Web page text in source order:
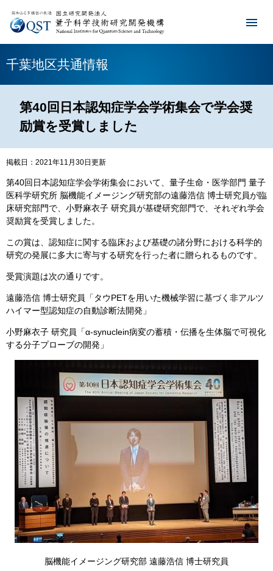
千葉地区共通情報
第40回日本認知症学会学術集会で学会奨
励賞を受賞しました
掲載日：2021年11月30日更新
​第40回日本認知症学会学術集会において、量子生命・医学部門 量子
医科学研究所 脳機能イメージング研究部の遠藤浩信 博士研究員が臨
床研究部門で、小野麻衣子 研究員が基礎研究部門で、それぞれ学会
奨励賞を受賞しました。
この賞は、認知症に関する臨床および基礎の諸分野における科学的
研究の発展に多大に寄与する研究を行った者に贈られるものです。
受賞演題は次の通りです。
遠藤浩信 博士研究員「タウPETを用いた機械学習に基づく非アルツ
ハイマー型認知症の自動診断法開発」
小野麻衣子 研究員「α-synuclein病変の蓄積・伝播を生体脳で可視化
する分子プローブの開発」
脳機能イメージング研究部 遠藤浩信 博士研究員